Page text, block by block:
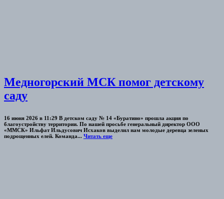
Медногорский МСК помог детскому
саду
16 июня 2026 в 11:29 В детском саду № 14 «Буратино» прошла акция по
благоустройству территории. По нашей просьбе генеральный директор ООО
«ММСК» Ильфат Ильдусович Исхаков выделил нам молодые деревца зеленых
подрощенных елей. Команда... Читать еще